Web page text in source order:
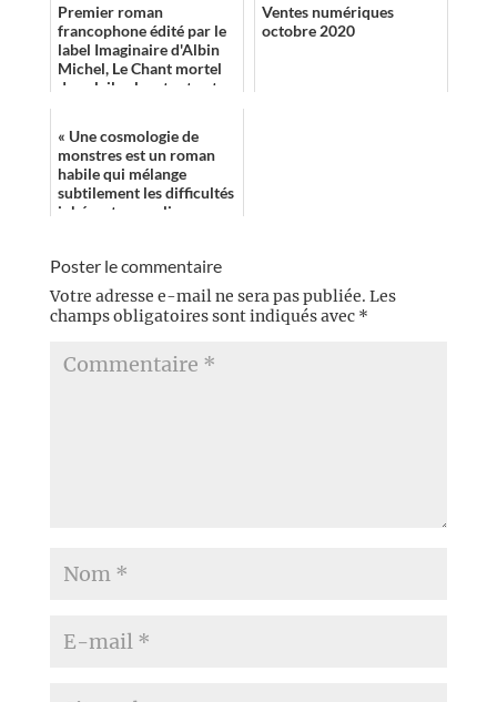
Premier roman
francophone édité par le
label Imaginaire d'Albin
Michel, Le Chant mortel
du soleil calme tout net
Ventes numériques
octobre 2020
« Une cosmologie de
monstres est un roman
habile qui mélange
subtilement les difficultés
inhérentes aux liens
Poster le commentaire
Votre adresse e-mail ne sera pas publiée. Les
champs obligatoires sont indiqués avec *